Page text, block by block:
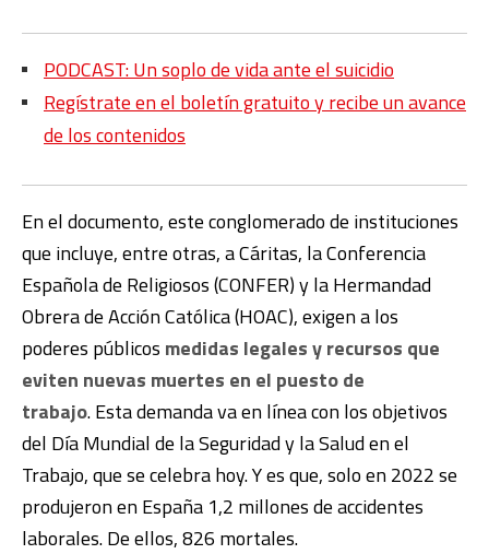
PODCAST: Un soplo de vida ante el suicidio
Regístrate en el boletín gratuito y recibe un avance
de los contenidos
En el documento, este conglomerado de instituciones
que incluye, entre otras, a Cáritas, la Conferencia
Española de Religiosos (CONFER) y la Hermandad
Obrera de Acción Católica (HOAC), exigen a los
poderes públicos medidas legales y recursos que
eviten nuevas muertes en el puesto de
trabajo. Esta demanda va en línea con los objetivos
del Día Mundial de la Seguridad y la Salud en el
Trabajo, que se celebra hoy. Y es que, solo en 2022 se
produjeron en España 1,2 millones de accidentes
laborales. De ellos, 826 mortales.